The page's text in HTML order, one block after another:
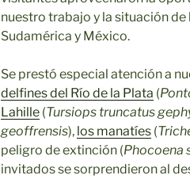
nuestro trabajo y la situación
Sudamérica y México.
Se prestó especial atención a
delfines del Río de la Plata (
Lahille (Tursiops truncatus
geoffrensis), los manatíes (
peligro de extinción (Phocoena
invitados se sorprendieron al